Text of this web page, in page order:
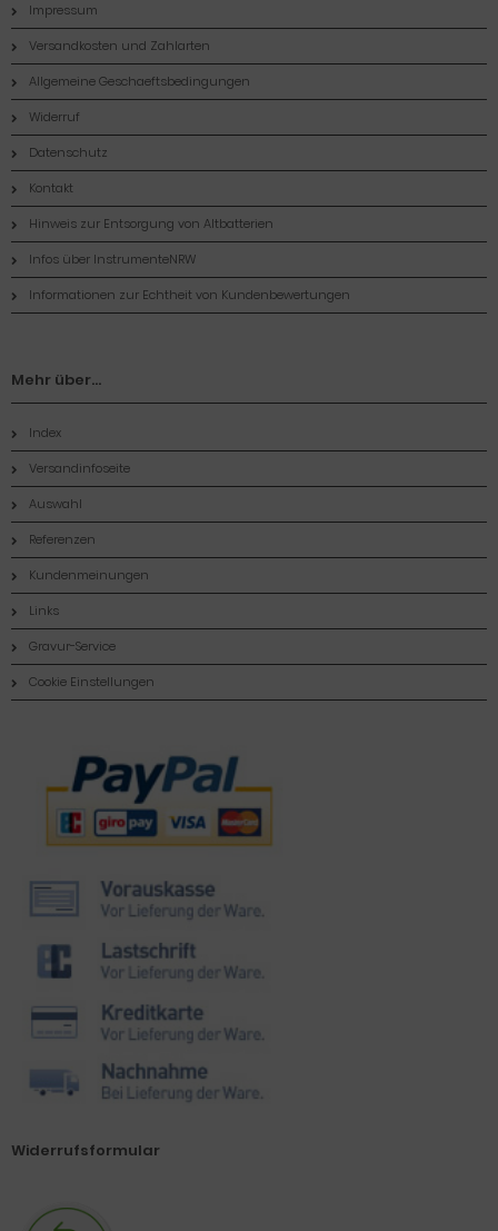
Impressum
Versandkosten und Zahlarten
Allgemeine Geschaeftsbedingungen
Widerruf
Datenschutz
Kontakt
Hinweis zur Entsorgung von Altbatterien
Infos über InstrumenteNRW
Informationen zur Echtheit von Kundenbewertungen
Mehr über...
Index
Versandinfoseite
Auswahl
Referenzen
Kundenmeinungen
Links
Gravur-Service
Cookie Einstellungen
Zahlungsmethoden
Widerrufsformular